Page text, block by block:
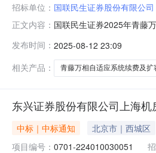
招标单位： 国联民生证券股份有限公司
正文内容： 国联民生证券2025年青藤
年青藤万相自适应系统续
平台”软件，主要部署在互联
发布时间： 2025-08-12 23:09
相关产品：
青藤万相自适应系统续费及扩
东兴证券股份有限公司上海
中标｜中标通知 北京市｜西城区
项目编号： 0701-224010030051